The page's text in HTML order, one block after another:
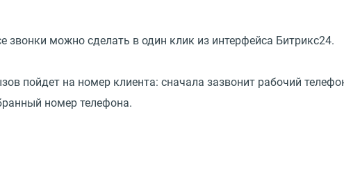
можно сделать в один клик из интерфейса Битрикс24.
пойдет на номер клиента: сначала зазвонит рабочий
номер телефона.